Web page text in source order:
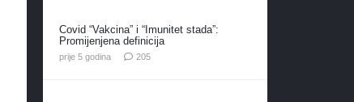
Covid “Vakcina” i “Imunitet stada”:
Promijenjena definicija
prije 5 godina 205komentara